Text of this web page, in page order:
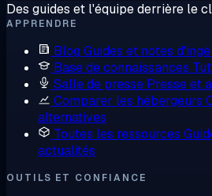
Des guides et l'équipe derrière le
APPRENDRE
Blog Guides et notes
Base de connaissances
Salle de presse Presse et
Comparer les hébergeurs
alternatives
Toutes les ressources
actualités
OUTILS ET CONFIANCE